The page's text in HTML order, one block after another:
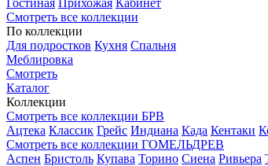
Гостиная Прихожая Кабинет
Смотреть все коллекции
По коллекции
Для подростков Кухня Спальня
Меблировка
Смотреть
Каталог
Коллекции
Смотреть все коллекции БРВ
Ацтека Классик Грейс Индиана Када Кентаки
Смотреть все коллекции ГОМЕЛЬДРЕВ
Аспен Бристоль Купава Торино Сиена Ривьера